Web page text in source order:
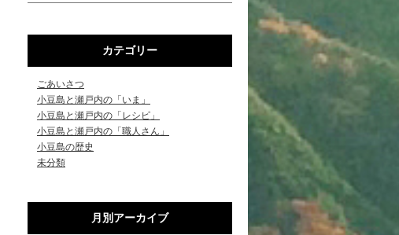
カテゴリー
ごあいさつ
小豆島と瀬戸内の「いま」
小豆島と瀬戸内の「レシピ」
小豆島と瀬戸内の「職人さん」
小豆島の歴史
未分類
月別アーカイブ